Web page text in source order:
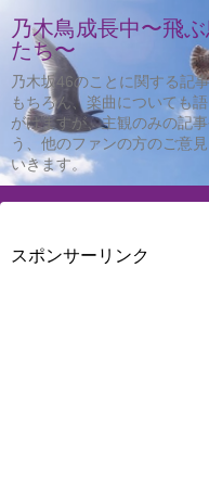
乃木鳥成長中〜飛
たち〜
乃木坂46のことに関する記
もちろん、楽曲についても
がけますが、主観のみの記
う、他のファンの方のご意
いきます。
スポンサーリンク